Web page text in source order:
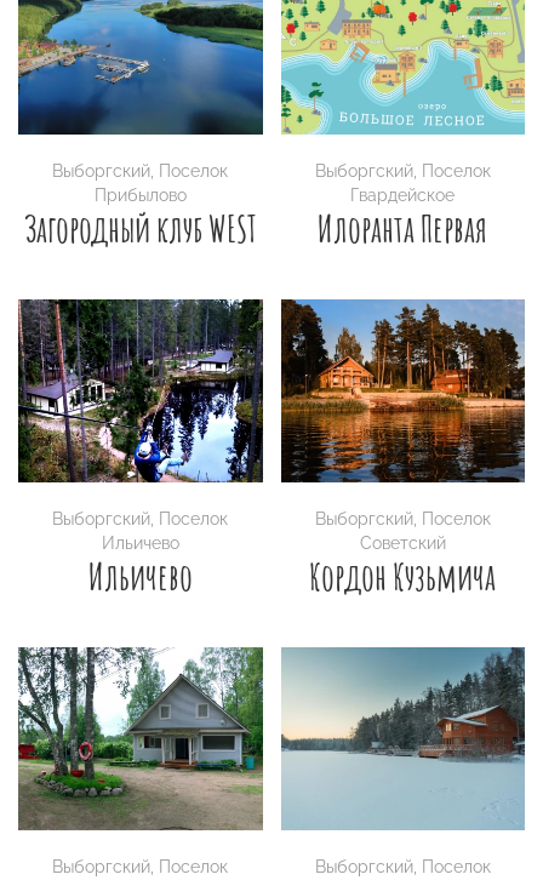
Выборгский Поселок
Прибылово
Загородный клуб WEST
Выборгский, Поселок
Гвардейское
Илоранта Первая
Выборгский Поселок
Ильичево
Ильичево
Выборгский, Поселок
Советский
Кордон Кузьмича
Выборгский Поселок
Выборгский, Поселок